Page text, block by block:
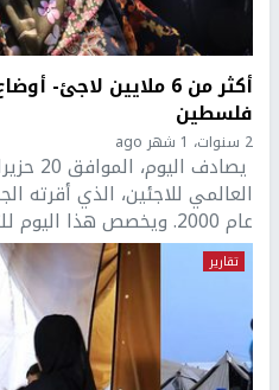
أكثر من 6 ملايين
فلسطين
2 سنوات، 1 شهر ago
يصادف
العالمي للاجئين، الذي أقرته
عام 2000. ويخصص هذا اليوم للتعريف بقضية اللاجئين، ...
تقارير